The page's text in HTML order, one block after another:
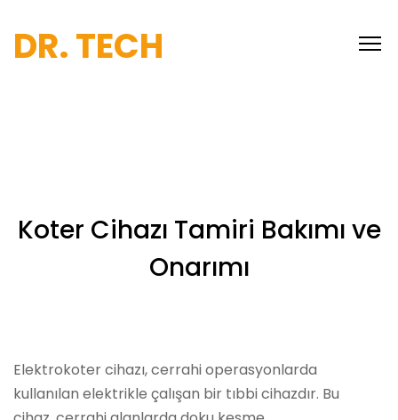
DR. TECH
Koter Cihazı Tamiri Bakımı ve
Onarımı
Elektrokoter cihazı, cerrahi operasyonlarda
kullanılan elektrikle çalışan bir tıbbi cihazdır. Bu